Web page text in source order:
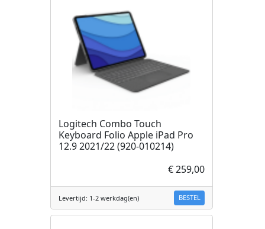
Logitech Combo Touch
Keyboard Folio Apple iPad Pro
12.9 2021/22 (920-010214)
€ 259,00
Levertijd: 1-2 werkdag(en) BESTEL